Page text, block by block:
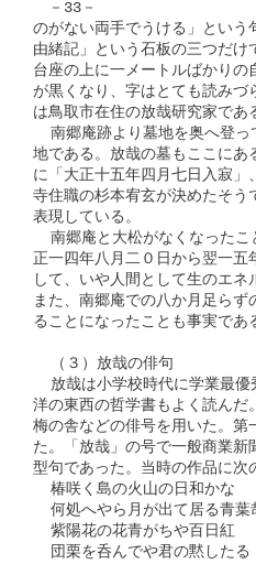
－33－
のがない両手でうける」とい
由緒記」という石板の三つだ
台座の上に一メートルばかり
が黒くなり、字はとても読み
は鳥取市在住の放哉研究家であ
南郷庵跡より墓地を奥へ登
地である。放哉の墓もここに
に「大正十五年四月七日入寂
寺住職の杉本宥玄が決めたそ
表現している。
南郷庵と大松がなくなった
正一四年八月二０日から翌一
して、いや人間として生のエ
また、南郷庵での八か月足ら
ることになったことも事実であ
  （３）放哉の俳句
放哉は小学校時代に学業最
洋の東西の哲学書もよく読ん
梅の舎などの俳号を用いた。
た。「放哉」の号で一般商業
型句であった。当時の作品に次
  椿咲く島の火山の日和かな
何処へやら月が出て居る青葉
  紫陽花の花青がちや百日紅
  団栗を呑んでや君の黙したる